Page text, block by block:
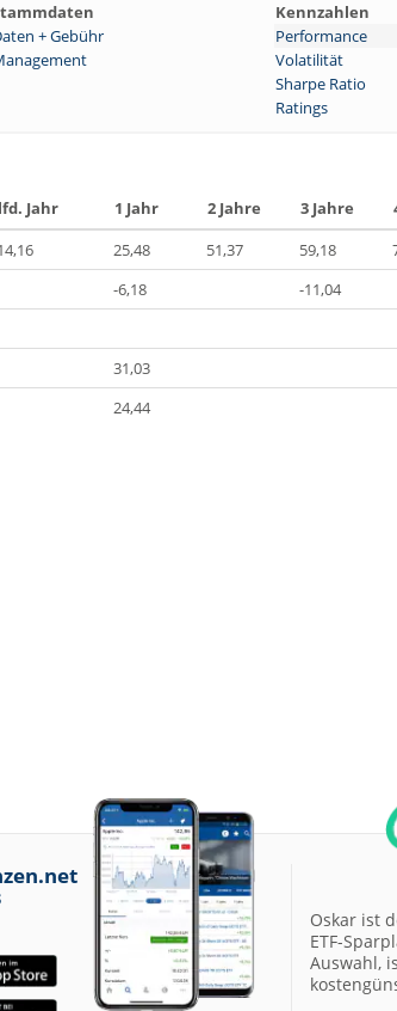
Kennzahlen
+ Gebühr Performance
Volatilität
Sharpe Ratio
Ratings
lfd. Jahr 1 Jahr 2 Jahre 3 Jahre
25,48 51,37 59,18
-6,18 -11,04
31,03
24,44
Oskar ist
ETF-
Auswahl,